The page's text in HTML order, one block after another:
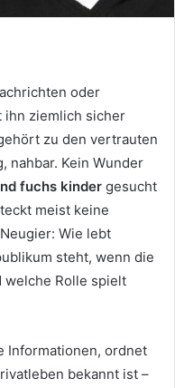
oder
ihn ziemlich sicher
zu den vertrauten
nahbar. Kein Wunder
fuchs kinder gesucht
meist keine
Wie lebt
steht, wenn die
welche Rolle spielt
Informationen, ordnet
bekannt ist –